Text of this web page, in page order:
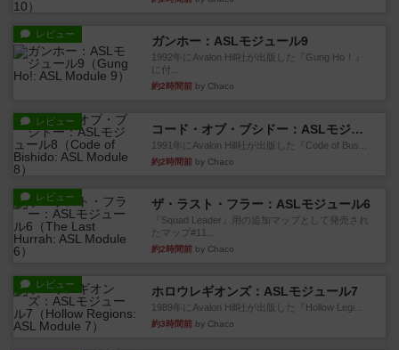
レビュー ガンホー：ASLモジュール9
1992年にAvalon Hill社が出版した『Gung Ho！』
に付...
約2時間前 by Chaco
レビュー
コード・オブ・ブシドー：ASLモジュール8
1991年にAvalon Hill社が出版した『Code of Bus...
約2時間前 by Chaco
レビュー ザ・ラスト・フラー：ASLモジュール6
『Squad Leader』用の追加マップとして発売され
たマップ#11...
約2時間前 by Chaco
レビュー ホロウレギオンズ：ASLモジュール7
1989年にAvalon Hill社が出版した『Hollow Legi...
約3時間前 by Chaco